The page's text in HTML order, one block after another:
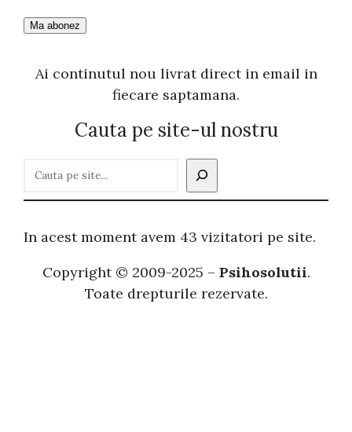
Ai continutul nou livrat direct in email in
fiecare saptamana.
Cauta pe site-ul nostru
t
In acest moment avem 43 vizitatori pe site.
Copyright © 2009-2025 – Psihosolutii.
Toate drepturile rezervate.